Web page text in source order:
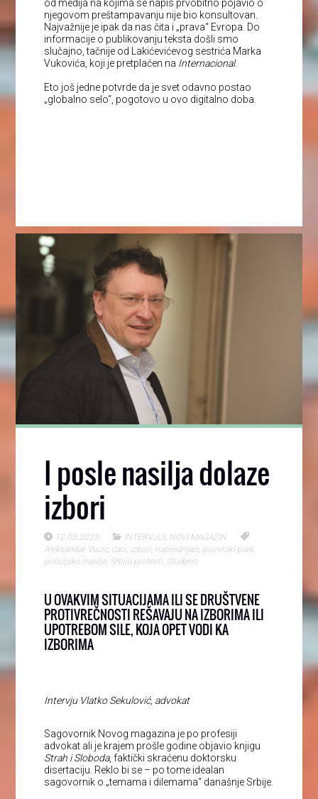
od medija na kojima se napis prvobitno pojavio o
njegovom preštampavanju nije bio konsultovan.
Najvažnije je ipak da nas čita i „prava“ Evropa. Do
informacije o publikovanju teksta došli smo
slučajno, tačnije od Lakićevićevog sestrića Marka
Vukovića, koji je pretplaćen na Internacional.
Eto još jedne potvrde da je svet odavno postao
„globalno selo“, pogotovo u ovo digitalno doba.
I posle nasilja dolaze
izbori
12.03.2025 INTERVJUI, NOVI MAGAZIN
Aleksandar Vucic, ćaci, izbori, naprednjaci, pionirski park
policijsko nasilje, Srbija protesti, Studenti
U OVAKVIM SITUACIJAMA ILI SE DRUŠTVENE
PROTIVREČNOSTI REŠAVAJU NA IZBORIMA ILI
UPOTREBOM SILE, KOJA OPET VODI KA
IZBORIMA
Intervju Vlatko Sekulović, advokat
Sagovornik Novog magazina je po profesiji
advokat ali je krajem prošle godine objavio knjigu
Strah i Sloboda, faktički skraćenu doktorsku
disertaciju. Reklo bi se – po tome idealan
sagovornik o „temama i dilemama“ današnje Srbije.